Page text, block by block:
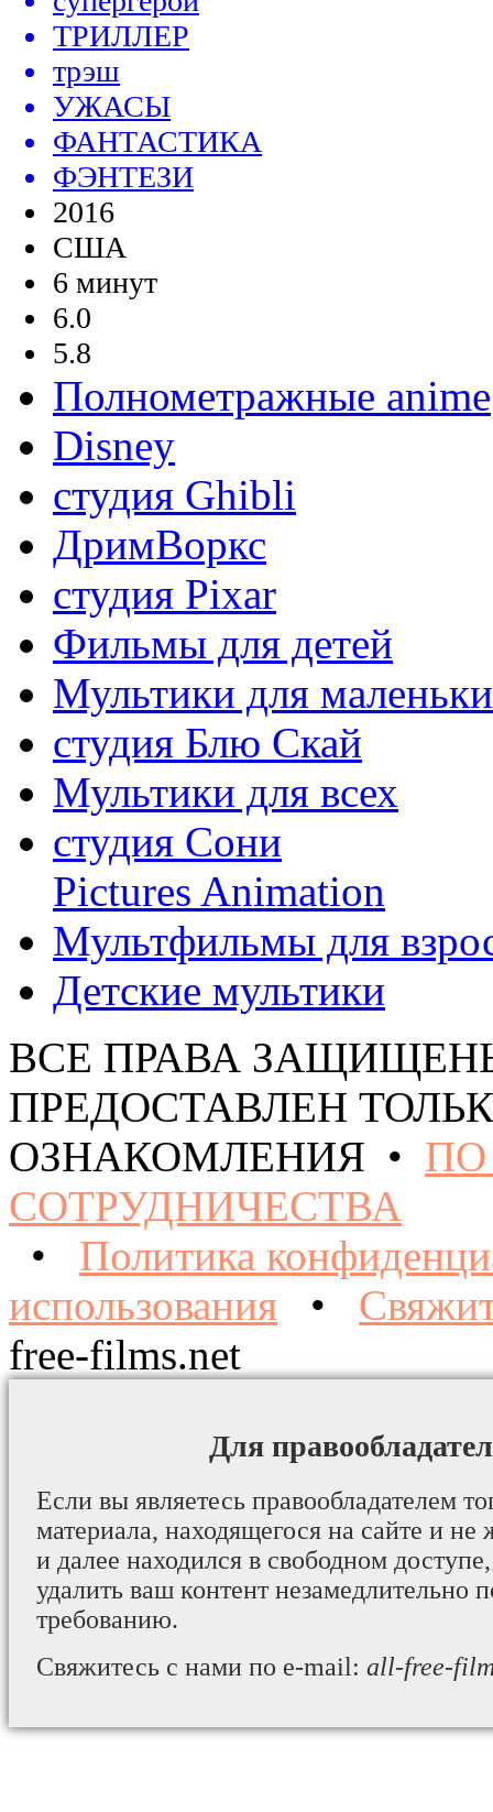
ТРИЛЛЕР
трэш
УЖАСЫ
ФАНТАСТИКА
ФЭНТЕЗИ
2016
США
6 минут
6.0
5.8
Полнометражные anime
Disney
студия Ghibli
ДримВоркс
студия Pixar
Фильмы для детей
Мультики для
студия Блю Скай
Мультики для всех
студия Сони
Pictures Animation
Мультфильмы для
Детские мультики
ВСЕ ПРАВА
ПРЕДОСТАВЛЕН
ОЗНАКОМЛЕНИЯ •
СОТРУДНИЧЕСТВА
• Политика
использования •
free-films.net
Для
Если вы являетесь правообладателем
материала, находящегося на сайте и не
и далее находился в свободном
удалить ваш контент незамедлительно
требованию.
Свяжитесь с нами по e-mail: all-free-